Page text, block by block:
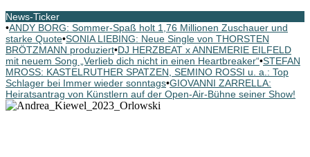
News-Ticker
•ANDY BORG: Sommer-Spaß holt 1,76 Millionen Zuschauer und
starke Quote•SONIA LIEBING: Neue Single von THORSTEN
BRÖTZMANN produziert•DJ HERZBEAT x ANNEMERIE EILFELD
mit neuem Song „Verlieb dich nicht in einen Heartbreaker“•STEFAN
MROSS: KASTELRUTHER SPATZEN, SEMINO ROSSI u. a.: Top
Schlager bei Immer wieder sonntags•GIOVANNI ZARRELLA:
Heiratsantrag von Künstlern auf der Open-Air-Bühne seiner Show!